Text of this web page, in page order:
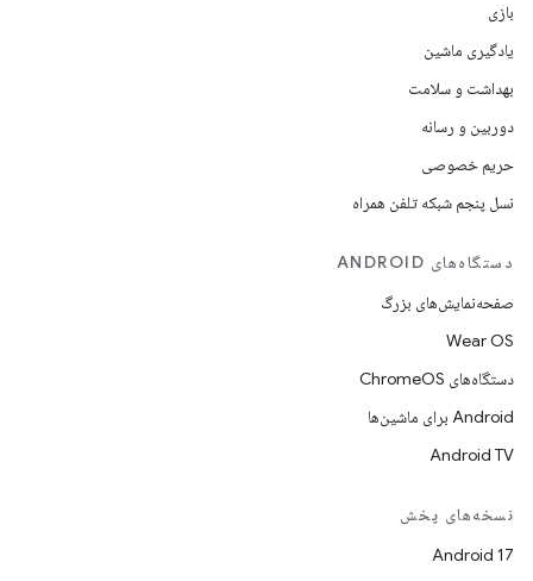
بازی
یادگیری ماشین
بهداشت و سلامت
دوربین و رسانه
حریم خصوصی
نسل پنجم شبکه تلفن همراه
دستگاه‌های ANDROID
صفحه‌نمایش‌های بزرگ
Wear OS
دستگاه‌های ChromeOS
Android برای ماشین‌ها
Android TV
نسخه‌های پخش
Android 17